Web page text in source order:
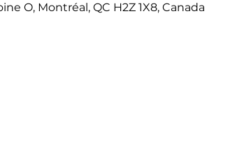
O, Montréal, QC H2Z 1X8, Canada